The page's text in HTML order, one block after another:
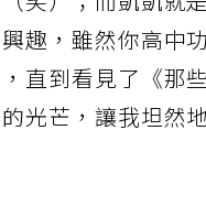
笑）；而凱凱就
趣，雖然你高中
直到看見了《那
光芒，讓我坦然